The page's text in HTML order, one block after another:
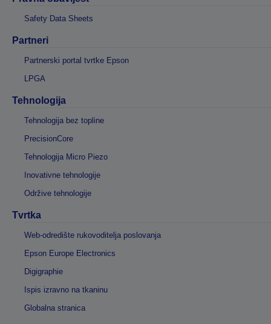
Safety Data Sheets
Partneri
Partnerski portal tvrtke Epson
LPGA
Tehnologija
Tehnologija bez topline
PrecisionCore
Tehnologija Micro Piezo
Inovativne tehnologije
Održive tehnologije
Tvrtka
Web-odredište rukovoditelja poslovanja
Epson Europe Electronics
Digigraphie
Ispis izravno na tkaninu
Globalna stranica